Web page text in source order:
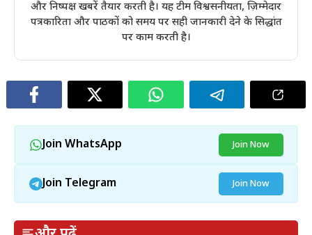
और निष्पक्ष खबरें तैयार करती है। यह टीम विश्वसनीयता, ज़िम्मेदार
पत्रकारिता और पाठकों को समय पर सही जानकारी देने के सिद्धांत
पर काम करती है।
Join WhatsApp Join Now
Join Telegram Join Now